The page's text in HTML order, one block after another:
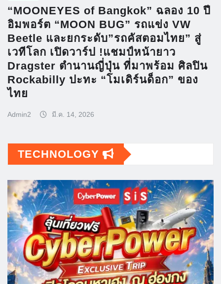
“MOONEYES of Bangkok” ฉลอง 10 ปี
อิมพอร์ต “MOON BUG” รถแข่ง VW
Beetle และยกระดับ”รถคัสตอมไทย” สู่
เวทีโลก เปิดวาร์ป !แชมป์หน้ายาว
Dragster ตำนานญี่ปุ่น ที่มาพร้อม ศิลปิน
Rockabilly ปะทะ “โมเดิร์นด็อก” ของ
ไทย
Admin2 มี.ค. 14, 2026
TECHNOLOGY